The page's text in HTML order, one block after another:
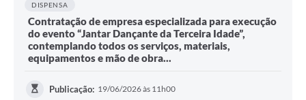
DISPENSA
Contratação de empresa especializada para execução
do evento “Jantar Dançante da Terceira Idade”,
contemplando todos os serviços, materiais,
equipamentos e mão de obra...
Publicação: 19/06/2026 às 11h00